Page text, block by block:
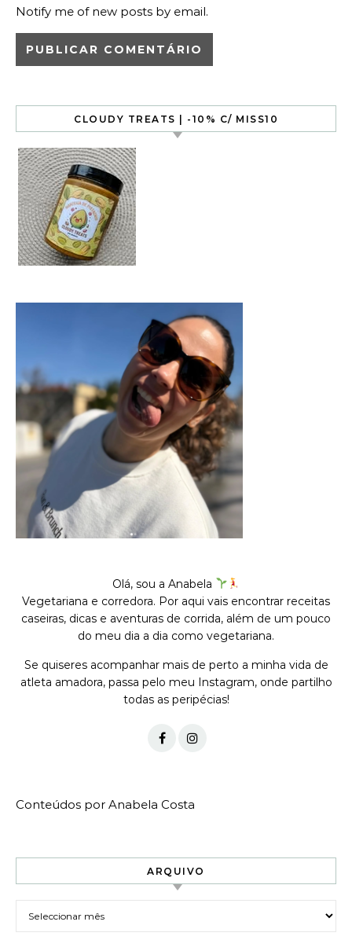
Notify me of new posts by email.
CLOUDY TREATS | -10% C/ MISS10
Olá, sou a Anabela
Vegetariana e corredora. Por aqui vais encontrar receitas
caseiras, dicas e aventuras de corrida, além de um pouco
do meu dia a dia como vegetariana.
Se quiseres acompanhar mais de perto a minha vida de
atleta amadora, passa pelo meu Instagram, onde partilho
todas as peripécias!
Conteúdos por Anabela Costa
ARQUIVO